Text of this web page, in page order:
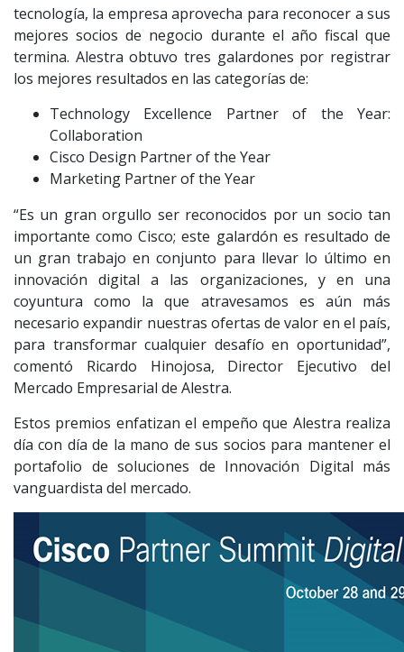
tecnología, la empresa aprovecha para reconocer a sus
mejores socios de negocio durante el año fiscal que
termina. Alestra obtuvo tres galardones por registrar
los mejores resultados en las categorías de:
Technology Excellence Partner of the Year:
Collaboration
Cisco Design Partner of the Year
Marketing Partner of the Year
“Es un gran orgullo ser reconocidos por un socio tan
importante como Cisco; este galardón es resultado de
un gran trabajo en conjunto para llevar lo último en
innovación digital a las organizaciones, y en una
coyuntura como la que atravesamos es aún más
necesario expandir nuestras ofertas de valor en el país,
para transformar cualquier desafío en oportunidad”,
comentó Ricardo Hinojosa, Director Ejecutivo del
Mercado Empresarial de Alestra.
Estos premios enfatizan el empeño que Alestra realiza
día con día de la mano de sus socios para mantener el
portafolio de soluciones de Innovación Digital más
vanguardista del mercado.